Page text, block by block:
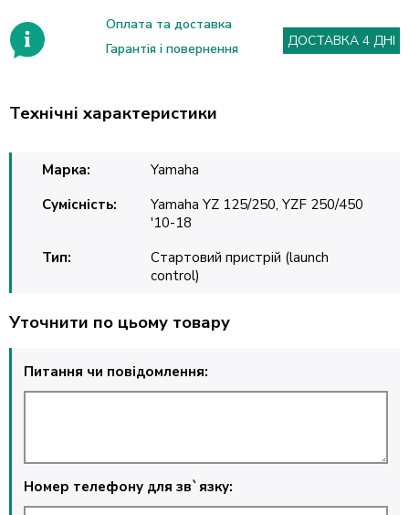
Оплата та доставка
Гарантія і повернення
ДОСТАВКА 4 ДНІ
Технічні характеристики
Марка:
Yamaha
Сумісність:
Yamaha YZ 125/250, YZF 250/450
'10-18
Тип:
Стартовий пристрій (launch
control)
Уточнити по цьому товару
Питання чи повідомлення:
Номер телефону для зв`язку: